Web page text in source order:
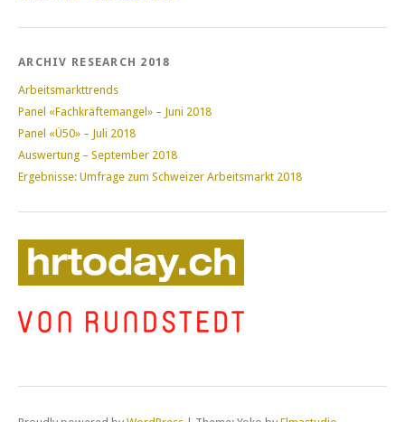
ARCHIV RESEARCH 2018
Arbeitsmarkttrends
Panel «Fachkräftemangel» – Juni 2018
Panel «Ü50» – Juli 2018
Auswertung – September 2018
Ergebnisse: Umfrage zum Schweizer Arbeitsmarkt 2018